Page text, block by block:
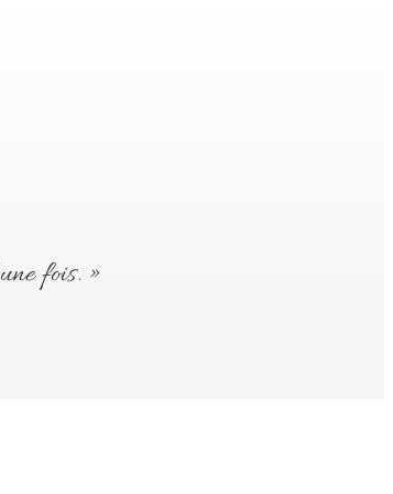
fois. »